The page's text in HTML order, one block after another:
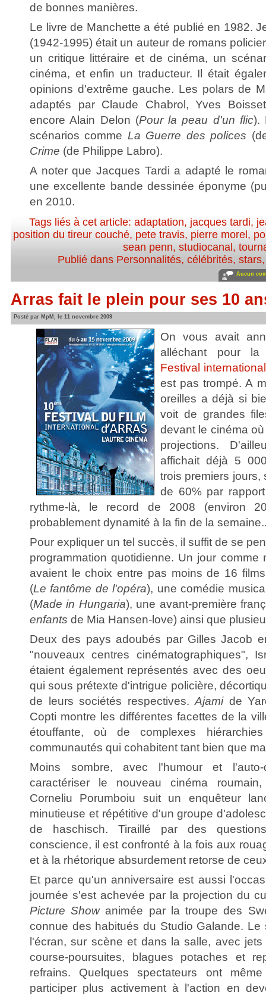
de bonnes manières.
Le livre de Manchette a été publié en 1982.
(1942-1995) était un auteur de romans
un critique littéraire et de cinéma, un
cinéma, et enfin un traducteur. Il était
opinions d'extrême gauche. Les polars de
adaptés par Claude Chabrol, Yves
encore Alain Delon (Pour la peau d'un flic).
scénarios comme La Guerre des polices
Crime (de Philippe Labro).
A noter que Jacques Tardi a adapté le
une excellente bande dessinée éponyme
en 2010.
Tags liés à cet article: adaptation, jacques tardi,
position du tireur couché, pete travis, pierre morel ,
sean penn,studiocanal ,
Publié dans Personnalités, célébrités, stars
Aucun
Arras fait le plein pour ses 10
Posté par MpM, le 11 novembre 2009
On vous avait
alléchant pour
Festival
est pas trompé. A
oreilles a déjà si
voit de grandes
devant le cinéma
projections.
affichait déjà 5
trois premiers jours,
de 60% par
rythme-là, le record de 2008 (environ
probablement dynamité à la fin de la
Pour expliquer un tel succès, il suffit de se
programmation quotidienne. Un jour comme
avaient le choix entre pas moins de 16
(Le fantôme de l'opéra), une comédie
(Made in Hungaria), une avant-première
enfants de Mia Hansen-love) ainsi que
Deux des pays adoubés par Gilles Jacob
"nouveaux centres cinématographiques",
étaient également représentés avec des
qui sous prétexte d'intrigue policière,
de leurs sociétés respectives.Ajamide
Copti montre les différentes facettes de la
étouffante, où de complexes
communautés qui cohabitent tant bien que
Moins sombre, avec l'humour et
caractériser le nouveau cinéma
Corneliu Porumboiu suit un enquêteur
minutieuse et répétitive d'un groupe
de haschisch. Tiraillé par des
conscience, il est confronté à la fois aux
et à la rhétorique absurdement retorse de
Et parce qu'un anniversaire est aussi
journée s'est achevée par la projection du
Picture Showanimée par la troupe des
connue des habitués du Studio Galande. Le
l'écran, sur scène et dans la salle, avec
course-poursuites, blagues potaches et
refrains. Quelques spectateurs ont
participer plus activement à l'action en